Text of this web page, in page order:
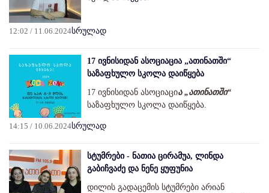
12:02 / 11.06.2024სრულად
17 ივნისიდან ასოციაცია „ათინათში“
საზაფხულო სკოლა დაიწყება
17 ივნისიდან ასოციაცია „ათინათში“
საზაფხულო სკოლა დაიწყება.
14:15 / 10.06.2024სრულად
სტუმრები - ნათია ცირამუა, ლინდა
გაბიჩვაძე და ნენე ყუფუნია
დილის გადაცემის სტუმრები არიან